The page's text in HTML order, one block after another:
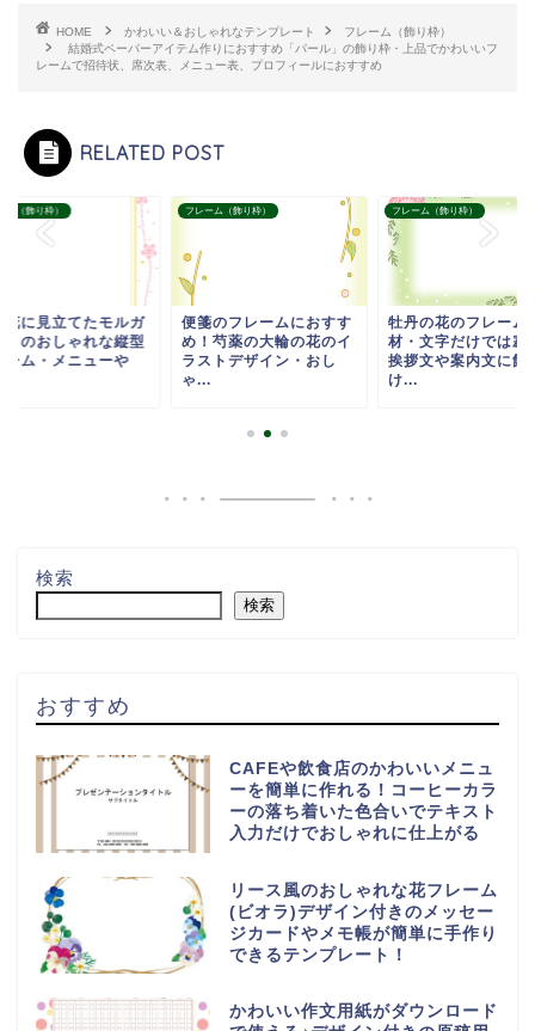
HOME かわいい＆おしゃれなテンプレート
フレーム（飾り枠）
結婚式ペーパーアイテム作りにおすすめ「パール」の飾り枠・上品でかわいいフ
レームで招待状、席次表、メニュー表、プロフィールにおすすめ
RELATED POST
ム（飾り枠）
花に見立てたモルガ
トのおしゃれな縦型
ーム・メニューや
フレーム（飾り枠）
便箋のフレームにおすす
め！芍薬の大輪の花のイ
ラストデザイン・おし
ゃ...
フレーム（飾り枠）
牡丹の花のフレーム
材・文字だけでは寂
挨拶文や案内文に飾
け...
検索
検索
おすすめ
CAFEや飲食店のかわいいメニュ
ーを簡単に作れる！コーヒーカラ
ーの落ち着いた色合いでテキスト
入力だけでおしゃれに仕上がる
リース風のおしゃれな花フレーム
(ビオラ)デザイン付きのメッセー
ジカードやメモ帳が簡単に手作り
できるテンプレート！
かわいい作文用紙がダウンロード